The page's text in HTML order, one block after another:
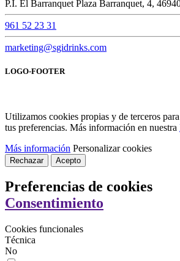
P.I. El Barranquet Plaza Barranquet, 4,
961 52 23 31
marketing@sgidrinks.com
LOGO-FOOTER
Utilizamos cookies propias y de terceros
tus preferencias. Más información en nuestra
Más información Personalizar cookies
Rechazar Acepto
Preferencias de cookies
Consentimiento
Cookies funcionales
Técnica
No